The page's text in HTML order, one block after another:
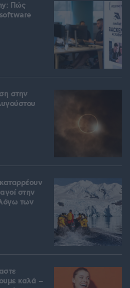
Πώς
software
στην
στην
λόγω των
καλά –